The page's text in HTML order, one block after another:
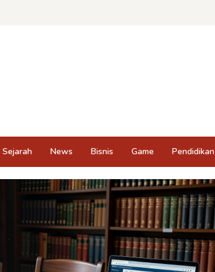
Sejarah News Bisnis Game Pendidikan